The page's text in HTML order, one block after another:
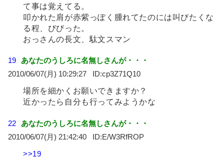
て事は覚えてる。
叩かれた肩が赤紫っぽく腫れてたのには叫びたくな
る程、びびった。
おっさんの長文、駄文スマン
19
あなたのうしろに名無しさんが・・・
2010/06/07(月) 10:29:27
cp3Z71Q10
場所を細かくお願いできますか？
近かったら自分も行ってみようかな
22
あなたのうしろに名無しさんが・・・
2010/06/07(月) 21:42:40
E/W3RfROP
>>19